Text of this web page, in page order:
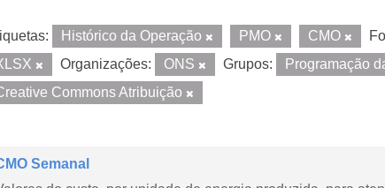
Histórico da Operação PMO CMO
Organizações: ONS Grupos: Programação
Commons Atribuição
Semanal